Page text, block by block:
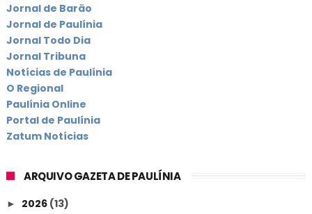
Jornal de Barão
Jornal de Paulínia
Jornal Todo Dia
Jornal Tribuna
Notícias de Paulínia
O Regional
Paulínia Online
Portal de Paulínia
Zatum Notícias
ARQUIVO GAZETA DE PAULÍNIA
► 2026 (13)